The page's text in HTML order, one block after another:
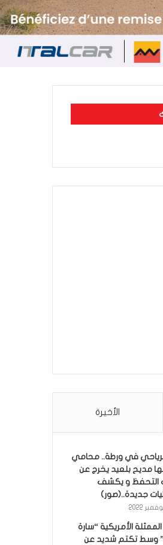
الأخيرة
في ورطة.. محامي
مديح بلعيد يخرج عن
التحفظ و يكشف
جديدة..(صور)
الأمريكية “سارة
وسط تكتم شديد عن